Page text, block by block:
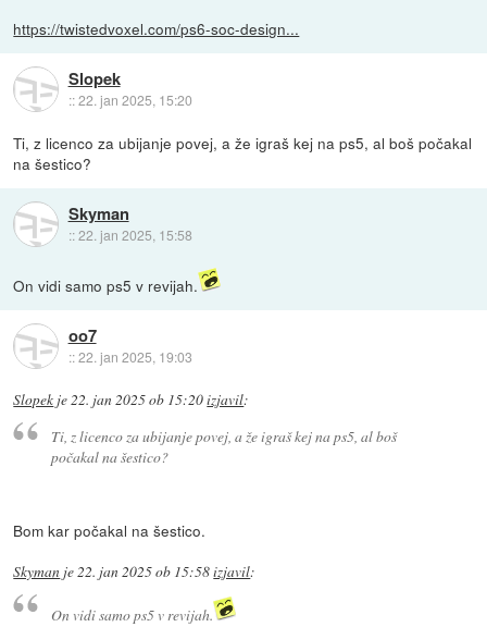
https://twistedvoxel.com/ps6-soc-design...
Slopek
::22. jan 2025, 15:20
Ti, z licenco za ubijanje povej, a že igraš kej na ps5, al boš počakal
na šestico?
Skyman
::22. jan 2025, 15:58
On vidi samo ps5 v revijah.
oo7
::22. jan 2025, 19:03
Slopek je22. jan 2025 ob 15:20izjavil:
Ti, z licenco za ubijanje povej, a že igraš kej na ps5, al boš
počakal na šestico?
Bom kar počakal na šestico.
Skyman je22. jan 2025 ob 15:58izjavil:
On vidi samo ps5 v revijah.